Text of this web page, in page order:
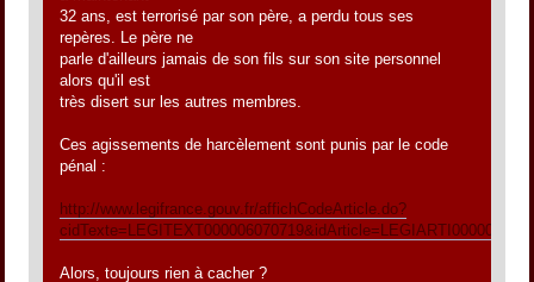
32 ans, est terrorisé par son père, a perdu tous ses
repères. Le père ne
parle d'ailleurs jamais de son fils sur son site personnel
alors qu'il est
très disert sur les autres membres.
Ces agissements de harcèlement sont punis par le code
pénal :
http://www.legifrance.gouv.fr/affichCodeArticle.do?
Alors, toujours rien à cacher ?